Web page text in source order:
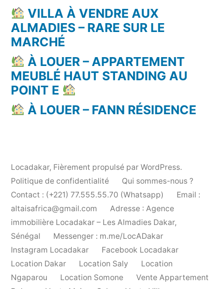
VILLA À VENDRE AUX
ALMADIES – RARE SUR LE
MARCHÉ
À LOUER – APPARTEMENT
MEUBLÉ HAUT STANDING AU
POINT E
À LOUER – FANN RÉSIDENCE
Locadakar, Fièrement propulsé par WordPress.
Politique de confidentialité
Qui sommes-nous ?
Contact : (+221) 77.555.55.70 (Whatsapp)
Email :
altaisafrica@gmail.com
Adresse : Agence
immobilière Locadakar – Les Almadies Dakar,
Sénégal
Messenger : m.me/LocADakar
Instagram Locadakar
Facebook Locadakar
Location Dakar
Location Saly
Location
Ngaparou
Location Somone
Vente Appartement